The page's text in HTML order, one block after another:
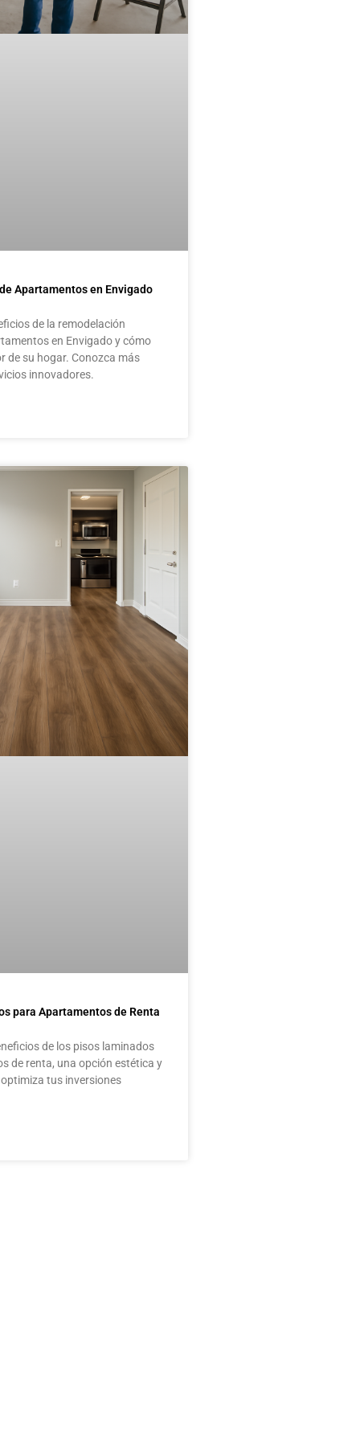
Apartamentos en Envigado
de la remodelación
en Envigado y cómo
de su hogar. Conozca más
innovadores.
para Apartamentos de Renta
de los pisos laminados
de renta, una opción estética y
tus inversiones